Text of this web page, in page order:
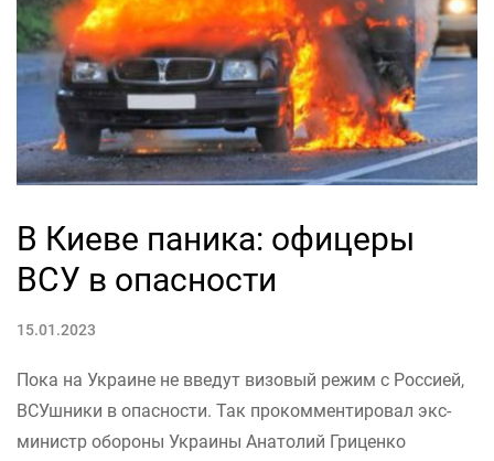
В Киеве паника: офицеры
ВСУ в опасности
15.01.2023
Пока на Украине не введут визовый режим с Россией,
ВСУшники в опасности. Так прокомментировал экс-
министр обороны Украины Анатолий Гриценко